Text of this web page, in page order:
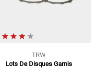
TRW
Lots De Disques Garnis